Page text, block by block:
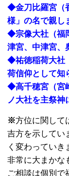
◆金刀比羅宮（
様」の名で親し
◆宗像大社（福
津宮、中津宮、
◆祐徳稲荷大社
荷信仰として知
◆高千穂宮（宮
ノ大社を主祭神
※方位に関して
吉方を示してい
く変わってい
非常に大まかな
ご相談は個別で